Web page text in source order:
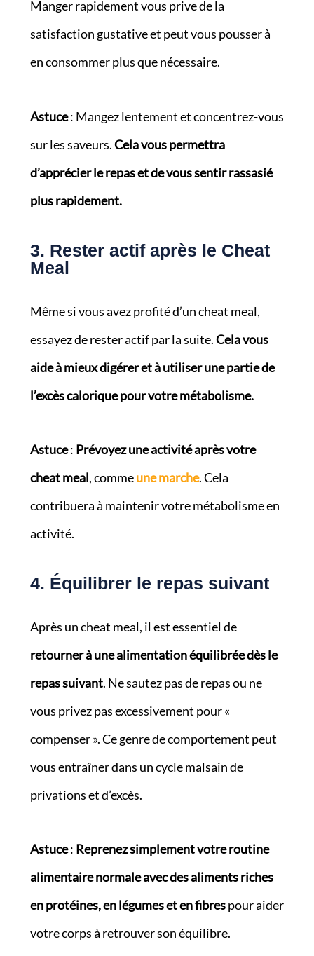
Manger rapidement vous prive de la
satisfaction gustative et peut vous pousser à
en consommer plus que nécessaire.
Astuce: Mangez lentement et concentrez-vous
sur les saveurs.Cela vous permettra
d’apprécier le repas et de vous sentir rassasié
plus rapidement.
3. Rester actif après le Cheat
Meal
Même si vous avez profité d’un cheat meal,
essayez de rester actif par la suite.Cela vous
aide à mieux digérer et à utiliser une partie de
l’excès calorique pour votre métabolisme.
Astuce: Prévoyez une activité après votre
cheat meal, commeune marche. Cela
contribuera à maintenir votre métabolisme en
activité.
4. Équilibrer le repas suivant
Après un cheat meal, il est essentiel de
retourner à une alimentation équilibrée dès le
repas suivant. Ne sautez pas de repas ou ne
vous privez pas excessivement pour «
compenser ». Ce genre de comportement peut
vous entraîner dans un cycle malsain de
privations et d’excès.
Astuce: Reprenez simplement votre routine
alimentaire normale avec des aliments riches
en protéines, en légumes et en fibrespour aider
votre corps à retrouver son équilibre.